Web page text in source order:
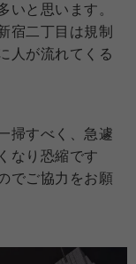
いと思います。
宿二丁目は規制
人が流れてくる
掃すべく、急遽
なり恐縮です
でご協力をお願